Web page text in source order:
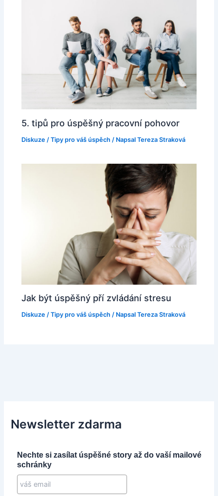
5. tipů pro úspěšný pracovní pohovor
Diskuze /Tipy pro váš úspěch / NapsalTereza Straková
Jak být úspěšný pří zvládání stresu
Diskuze /Tipy pro váš úspěch / NapsalTereza Straková
Newsletter zdarma
Nechte si zasílat úspěšné story až do vaší mailové
schránky